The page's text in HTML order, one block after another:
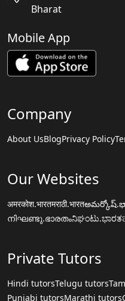
Bharat
Mobile App
Company
About UsBlogPrivacy Policy
Our Websites
अमरकोश.भारतमराठी.भारत
നിഘണ്ടു.ഭാരതംನಿಘಂಟು.ಭಾರತ
Private Tutors
Hindi tutorsTelugu tutors
Punjabi tutorsMarathi tutors